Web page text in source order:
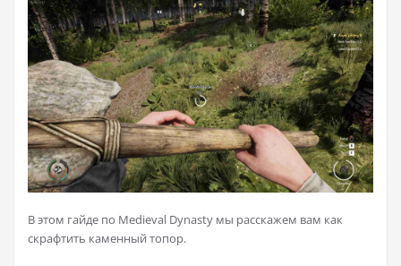
В этом гайде по Medieval Dynasty мы расскажем вам как
скрафтить каменный топор.